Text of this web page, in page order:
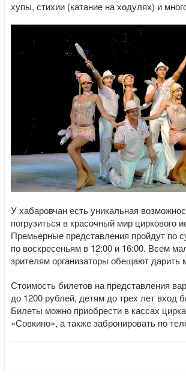
хупы, стихии (катание на ходулях) и
У хабаровчан есть уникальная
погрузиться в красочный мир циркового
Премьерные представления пройдут по
по воскресеньям в 12:00 и 16:00. Всем
зрителям организаторы обещают дарить
Стоимость билетов на представления
до 1200 рублей, детям до трех лет вход
Билеты можно приобрести в кассах
«Совкино», а также забронировать по